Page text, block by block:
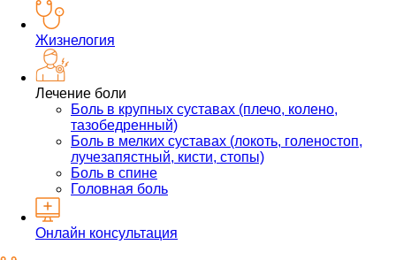
Жизнелогия
Лечение боли
Боль в крупных суставах (плечо, колено,
тазобедренный)
Боль в мелких суставах (локоть, голеностоп,
лучезапястный, кисти, стопы)
Боль в спине
Головная боль
Онлайн консультация